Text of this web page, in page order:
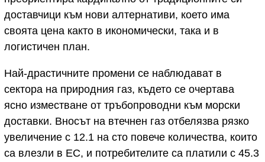
доставчици към нови алтернативи, което има
своята цена както в икономически, така и в
логистичен план.
Най-драстичните промени се наблюдават в
сектора на природния газ, където се очертава
ясно изместване от тръбопроводни към морски
доставки. Вносът на втечнен газ отбелязва рязко
увеличение с 12.1 на сто повече количества, които
са влезли в ЕС, и потребителите са платили с 45.3